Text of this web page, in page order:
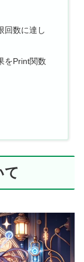
回数に達し
をPrint関数